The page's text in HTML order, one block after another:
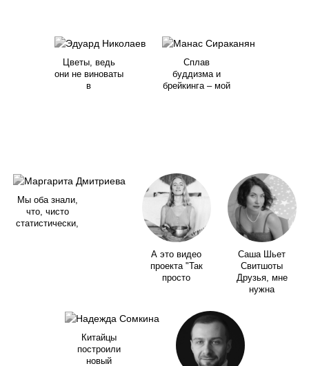
Цветы, ведь
они не виноваты
в
Сплав
буддизма и
брейкинга – мой
Мы оба знали,
что, чисто
статистически,
А это видео
проекта "Так
просто
Саша Шьет
Свитшоты
Друзья, мне
нужна
Китайцы
построили
новый